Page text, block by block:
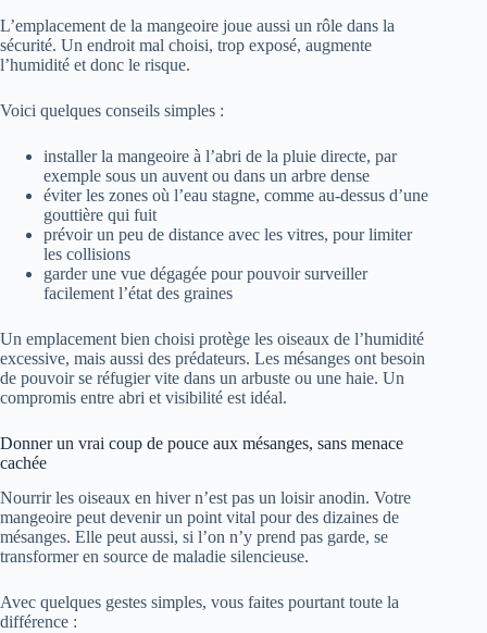
L’emplacement de la mangeoire joue aussi un rôle dans la
sécurité. Un endroit mal choisi, trop exposé, augmente
l’humidité et donc le risque.
Voici quelques conseils simples :
installer la mangeoire à l’abri de la pluie directe, par
exemple sous un auvent ou dans un arbre dense
éviter les zones où l’eau stagne, comme au-dessus d’une
gouttière qui fuit
prévoir un peu de distance avec les vitres, pour limiter
les collisions
garder une vue dégagée pour pouvoir surveiller
facilement l’état des graines
Un emplacement bien choisi protège les oiseaux de l’humidité
excessive, mais aussi des prédateurs. Les mésanges ont besoin
de pouvoir se réfugier vite dans un arbuste ou une haie. Un
compromis entre abri et visibilité est idéal.
Donner un vrai coup de pouce aux mésanges, sans menace
cachée
Nourrir les oiseaux en hiver n’est pas un loisir anodin. Votre
mangeoire peut devenir un point vital pour des dizaines de
mésanges. Elle peut aussi, si l’on n’y prend pas garde, se
transformer en source de maladie silencieuse.
Avec quelques gestes simples, vous faites pourtant toute la
différence :